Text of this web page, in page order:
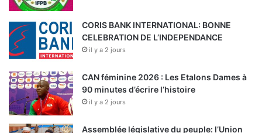
CORIS BANK INTERNATIONAL: BONNE
CELEBRATION DE L’INDEPENDANCE
il y a 2 jours
CAN féminine 2026 : Les Etalons Dames à
90 minutes d’écrire l’histoire
il y a 2 jours
Assemblée législative du peuple: l’Union